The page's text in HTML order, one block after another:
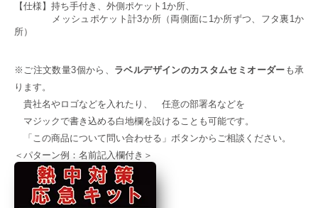
【仕様】持ち手付き、 外側ポケット1か所、
メッシュポケット計3か所（両側面に1か所ずつ、フタ裏1か
所）
※ご注文数量3個から、 ラベルデザインのカスタムセミオーダー も承
ります。
貴社名やロゴなどを入れたり、 任意の部署名などを
マジックで書き込める白地欄を設けることも可能です。
「この商品について問い合わせる」ボタンからご相談ください。
＜パターン例：名前記入欄付き＞